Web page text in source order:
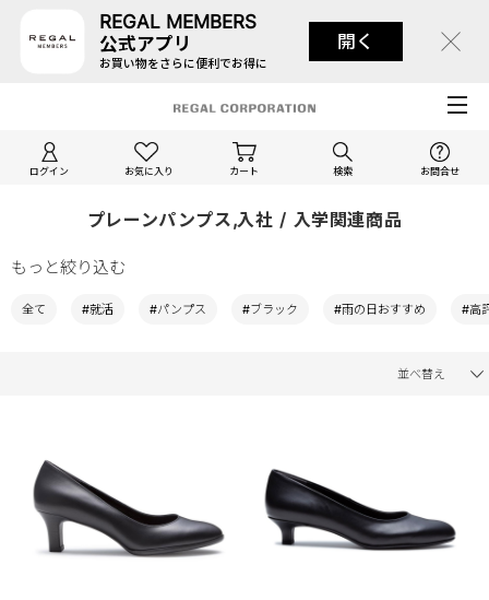
REGAL MEMBERS
公式アプリ
お買い物をさらに便利でお得に
開く
ログイン お気に入り カート 検索 お問合せ
プレーンパンプス,入社 / 入学関連商品
もっと絞り込む
全て #就活 #パンプス #ブラック #雨の日おすすめ #高
並べ替え